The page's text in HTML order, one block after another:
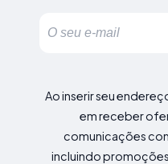
Ao inserir seu
em receber
comunicações
incluindo